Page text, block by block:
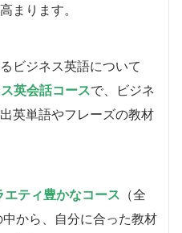
まります。
ビジネス英語について
英会話コースで、ビジネ
英単語やフレーズの教材
ティ豊かなコース （全
から、自分に合った教材